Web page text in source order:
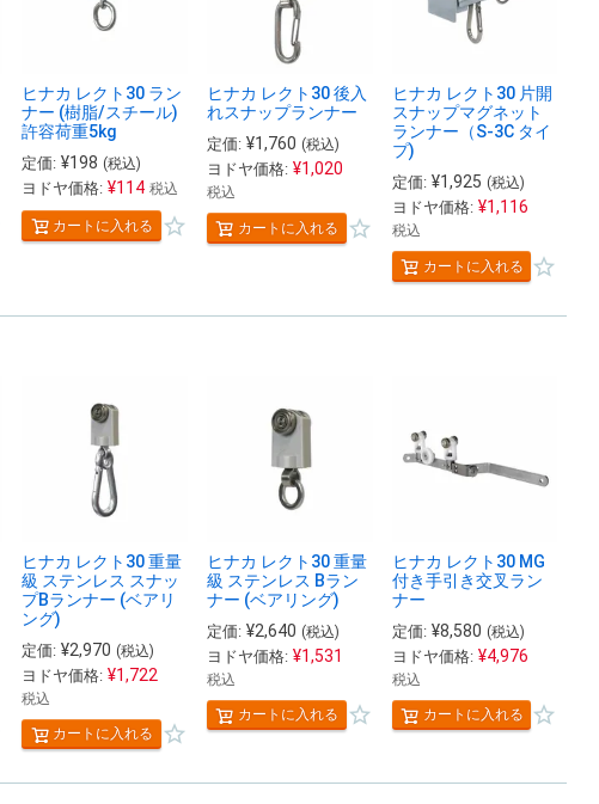
ヒナカ レクト30 ラン
ナー (樹脂/スチール)
許容荷重5kg
定価: ¥198 (税込)
ヨドヤ価格: ¥114 税込
カートに入れる
ヒナカ レクト30 後入
れスナップランナー
定価: ¥1,760 (税込)
ヨドヤ価格: ¥1,020
税込
カートに入れる
ヒナカ レクト30 片開
スナップマグネット
ランナー（S-3C タイ
プ)
定価: ¥1,925 (税込)
ヨドヤ価格: ¥1,116
税込
カートに入れる
ヒナカ レクト30 重量
級 ステンレス スナッ
プBランナー (ベアリ
ング)
定価: ¥2,970 (税込)
ヨドヤ価格: ¥1,722
税込
カートに入れる
ヒナカ レクト30 重量
級 ステンレス Bラン
ナー (ベアリング)
定価: ¥2,640 (税込)
ヨドヤ価格: ¥1,531
税込
カートに入れる
ヒナカ レクト30 MG
付き手引き交叉ラン
ナー
定価: ¥8,580 (税込)
ヨドヤ価格: ¥4,976
税込
カートに入れる